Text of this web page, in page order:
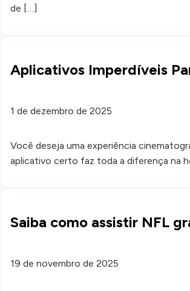
de […]
Aplicativos Imperdíveis
1 de dezembro de 2025
Você deseja uma experiência
aplicativo certo faz toda a diferença na
Saiba como assistir NFL
19 de novembro de 2025